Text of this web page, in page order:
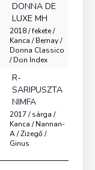
DONNA DE
LUXE MH
2018 / fekete /
Kanca / Bernay /
Donna Classico
/ Don Index
R-
SARIPUSZTA
NIMFA
2017 / sárga /
Kanca / Nannan-
A / Zizegő /
Ginus